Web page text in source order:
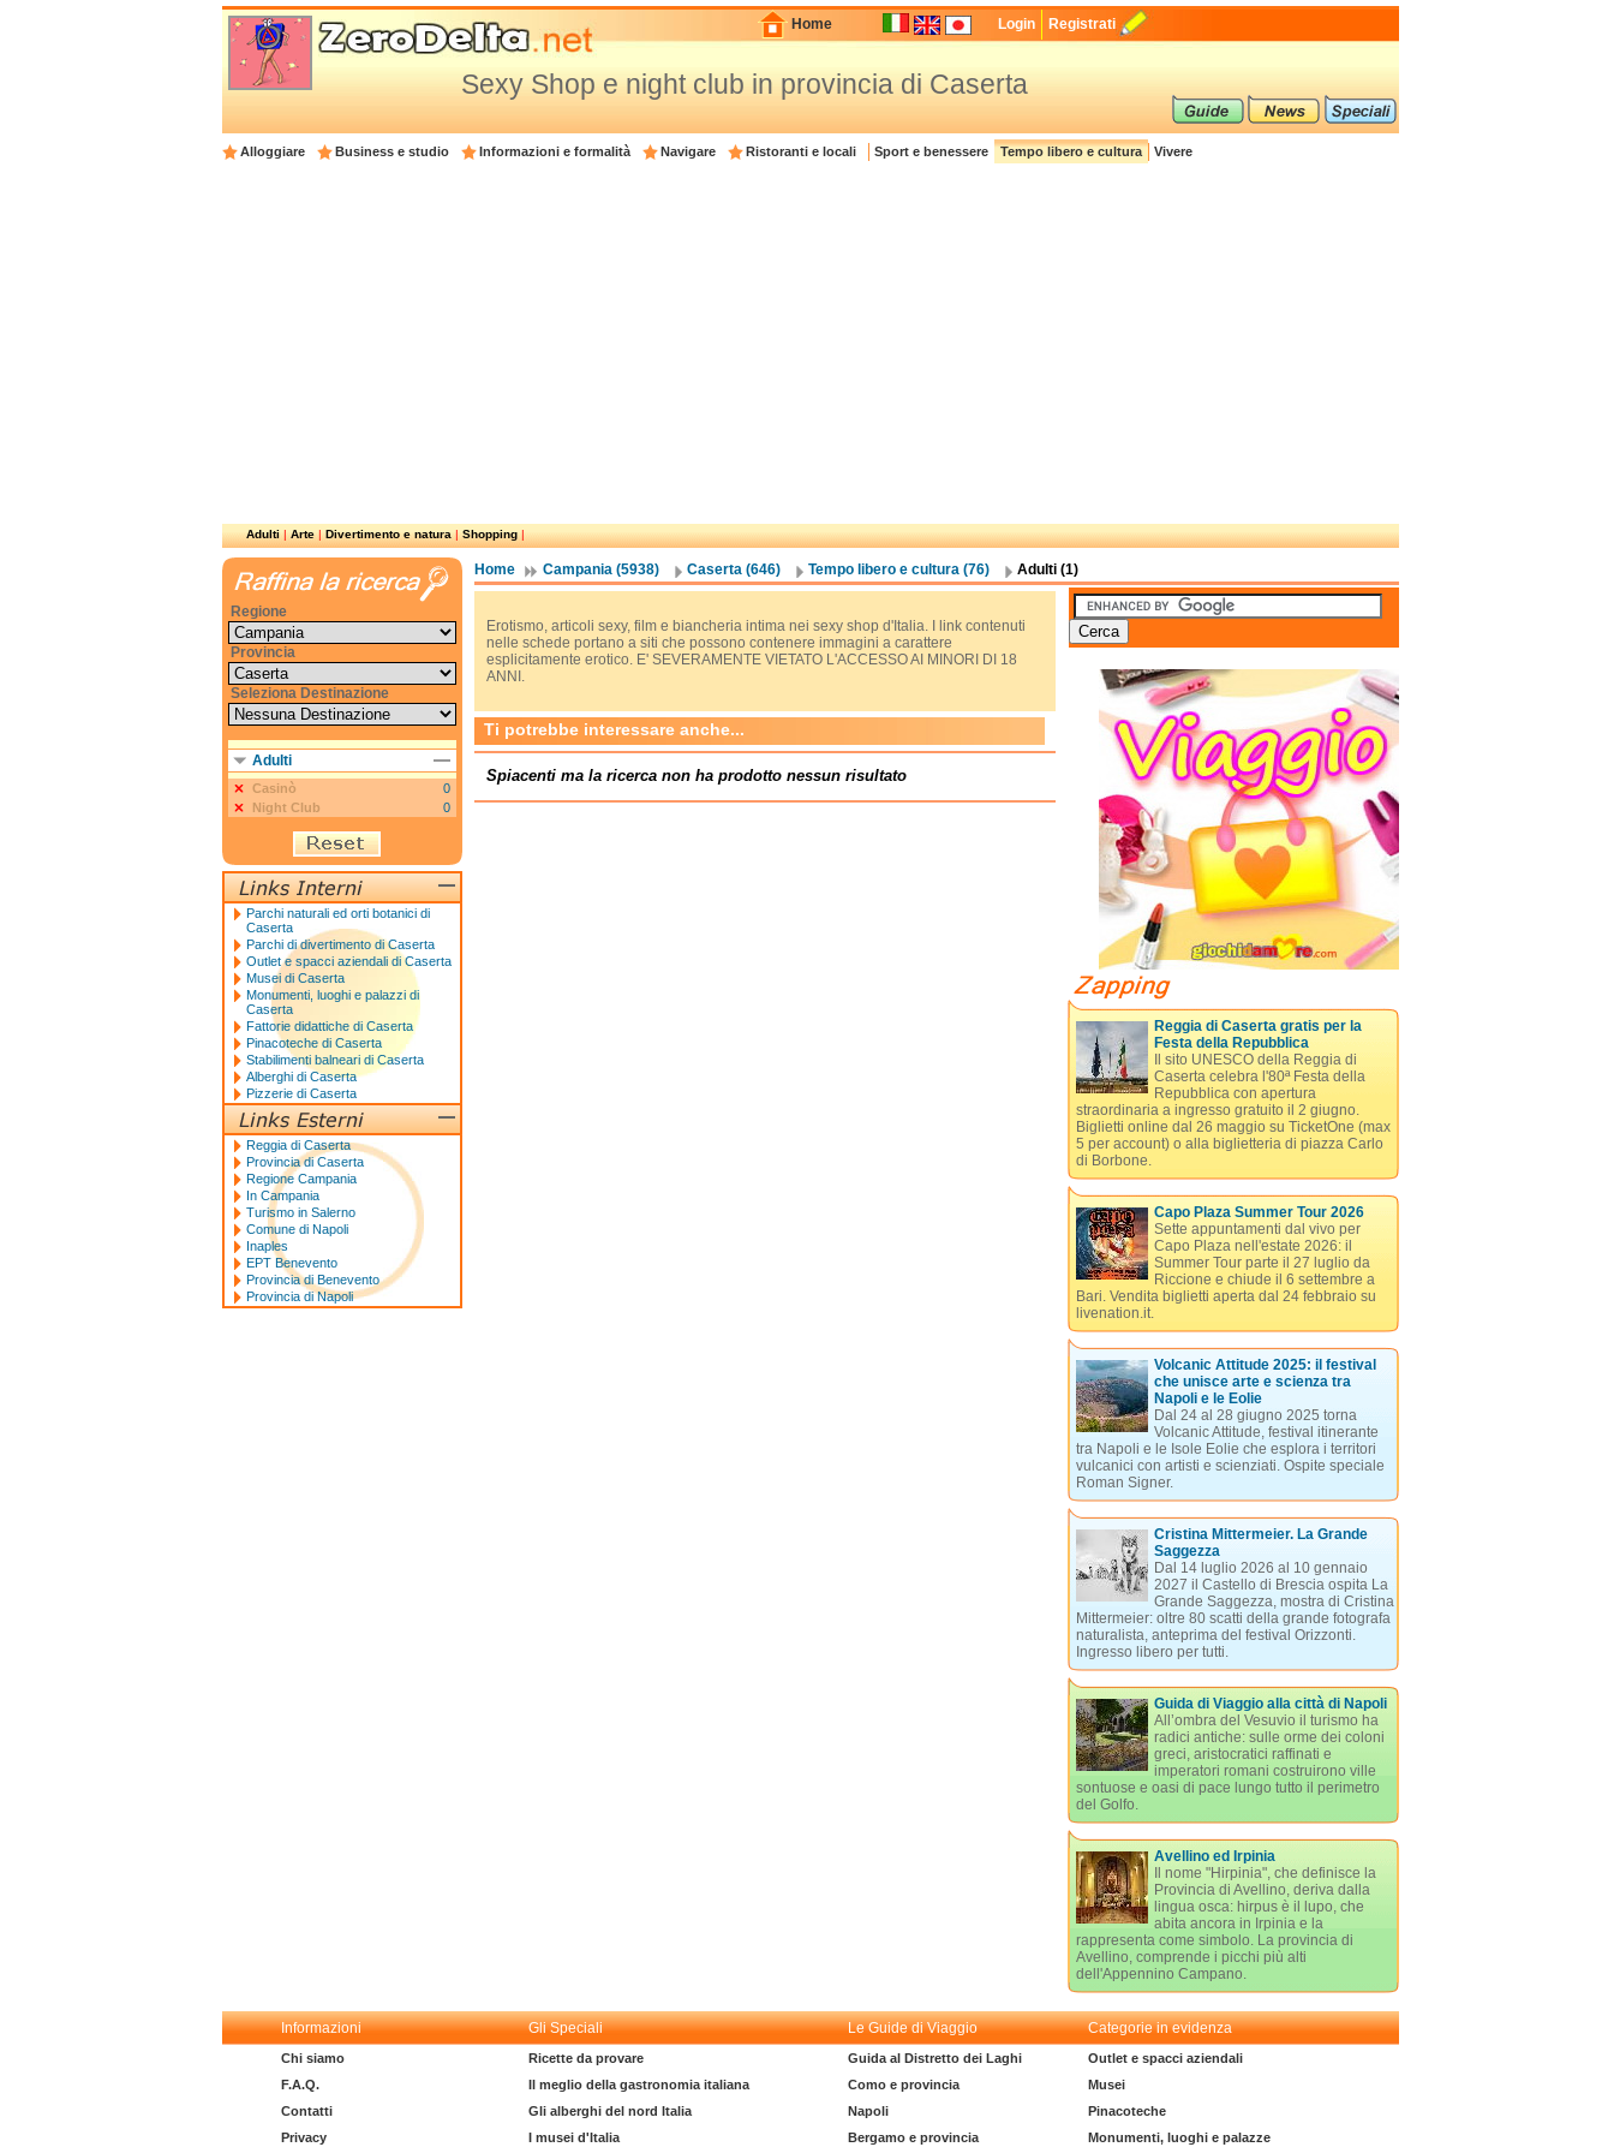
Home Login Registrati
Sexy Shop e night club in provincia di Caserta
Alloggiare Business e studio Informazioni e formalità Navigare Ristoranti e locali Sport e benessere Tempo libero e cultura Vivere
Adulti|Arte|Divertimento e natura|Shopping|
Home Campania (5938) Caserta (646) Tempo libero e cultura (76) Adulti (1)
Erotismo, articoli sexy, film e biancheria intima nei sexy shop d'Italia. I link contenuti
nelle schede portano a siti che possono contenere immagini a carattere
esplicitamente erotico. E' SEVERAMENTE VIETATO L'ACCESSO AI MINORI DI 18
ANNI.
Ti potrebbe interessare anche...
Spiacenti ma la ricerca non ha prodotto nessun risultato
Reggia di Caserta gratis per la
Festa della Repubblica
Il sito UNESCO della Reggia di
Caserta celebra l'80ª Festa della
Repubblica con apertura
straordinaria a ingresso gratuito il 2 giugno.
Biglietti online dal 26 maggio su TicketOne (max
5 per account) o alla biglietteria di piazza Carlo
di Borbone.
Capo Plaza Summer Tour 2026
Sette appuntamenti dal vivo per
Capo Plaza nell'estate 2026: il
Summer Tour parte il 27 luglio da
Riccione e chiude il 6 settembre a
Bari. Vendita biglietti aperta dal 24 febbraio su
livenation.it.
Volcanic Attitude 2025: il festival
che unisce arte e scienza tra
Napoli e le Eolie
Dal 24 al 28 giugno 2025 torna
Volcanic Attitude, festival itinerante
tra Napoli e le Isole Eolie che esplora i territori
vulcanici con artisti e scienziati. Ospite speciale
Roman Signer.
Cristina Mittermeier. La Grande
Saggezza
Dal 14 luglio 2026 al 10 gennaio
2027 il Castello di Brescia ospita La
Grande Saggezza, mostra di Cristina
Mittermeier: oltre 80 scatti della grande fotografa
naturalista, anteprima del festival Orizzonti.
Ingresso libero per tutti.
Guida di Viaggio alla città di Napoli
All’ombra del Vesuvio il turismo ha
radici antiche: sulle orme dei coloni
greci, aristocratici raffinati e
imperatori romani costruirono ville
sontuose e oasi di pace lungo tutto il perimetro
del Golfo.
Avellino ed Irpinia
Il nome "Hirpinia", che definisce la
Provincia di Avellino, deriva dalla
lingua osca: hirpus è il lupo, che
abita ancora in Irpinia e la
rappresenta come simbolo. La provincia di
Avellino, comprende i picchi più alti
dell'Appennino Campano.
Regione
Provincia
Seleziona Destinazione
Adulti
Casinò
0
Night Club
0
Parchi naturali ed orti botanici di
Caserta
Parchi di divertimento di Caserta
Outlet e spacci aziendali di Caserta
Musei di Caserta
Monumenti, luoghi e palazzi di
Caserta
Fattorie didattiche di Caserta
Pinacoteche di Caserta
Stabilimenti balneari di Caserta
Alberghi di Caserta
Pizzerie di Caserta
Reggia di Caserta
Provincia di Caserta
Regione Campania
In Campania
Turismo in Salerno
Comune di Napoli
Inaples
EPT Benevento
Provincia di Benevento
Provincia di Napoli
Informazioni Gli Speciali Le Guide di Viaggio Categorie in evidenza
Chi siamo
F.A.Q.
Contatti
Privacy
Ricette da provare
Il meglio della gastronomia italiana
Gli alberghi del nord Italia
I musei d'Italia
Guida al Distretto dei Laghi
Como e provincia
Napoli
Bergamo e provincia
Outlet e spacci aziendali
Musei
Pinacoteche
Monumenti, luoghi e palazze